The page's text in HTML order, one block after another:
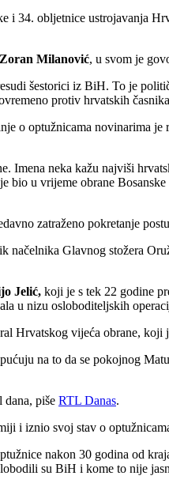
i 34. obljetnice ustrojavanja
Zoran Milanović, u svom je
šestorici iz BiH. To je
protiv hrvatskih
o optužnicama novinarima
Imena neka kažu najviši
bio u vrijeme obrane
zatraženo pokretanje
Glavnog stožera
Jelić, koji je s tek 22 godine
u nizu osloboditeljskih
Hrvatskog vijeća obrane, koji
na to da se pokojnog
dana, piše RTL Danas.
i iznio svoj stav o
nakon 30 godina od
su BiH i kome to nije